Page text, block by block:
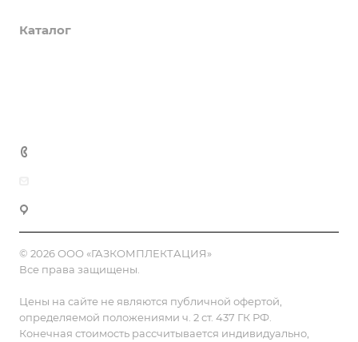
Каталог
© 2026 ООО «ГАЗКОМПЛЕКТАЦИЯ»
Все права защищены.
Цены на сайте не являются публичной офертой,
определяемой положениями ч. 2 ст. 437 ГК РФ.
Конечная стоимость рассчитывается индивидуально,